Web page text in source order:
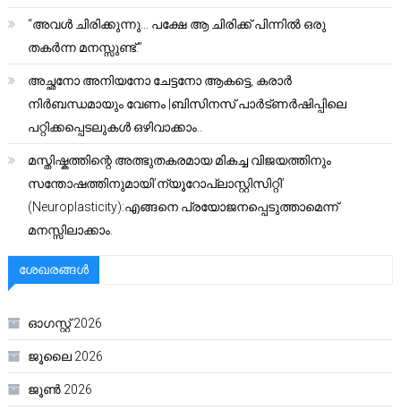
“അവൾ ചിരിക്കുന്നു… പക്ഷേ ആ ചിരിക്ക് പിന്നിൽ ഒരു
തകർന്ന മനസ്സുണ്ട്.”
അച്ഛനോ അനിയനോ ചേട്ടനോ ആകട്ടെ, കരാർ
നിർബന്ധമായും വേണം |ബിസിനസ് പാർട്ണർഷിപ്പിലെ
പറ്റിക്കപ്പെടലുകൾ ഒഴിവാക്കാം..
മസ്തിഷ്കത്തിന്റെ അത്ഭുതകരമായ മികച്ച വിജയത്തിനും
സന്തോഷത്തിനുമായി’ന്യൂറോപ്ലാസ്റ്റിസിറ്റി’
(Neuroplasticity):എങ്ങനെ പ്രയോജനപ്പെടുത്താമെന്ന്
മനസ്സിലാക്കാം.
ശേഖരങ്ങൾ
ഓഗസ്റ്റ്‌ 2026
ജൂലൈ 2026
ജൂൺ 2026